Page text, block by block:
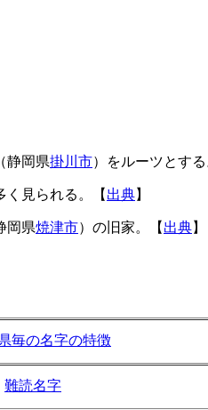
静岡県掛川市）をルーツとする
く見られる。【 出典】
岡県焼津市）の旧家。【 出典】
毎の名字の特徴
難読名字